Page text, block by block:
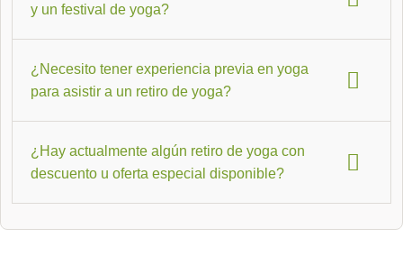
y un festival de yoga?
Un retiro de yoga suele ser más tranquilo y estar diseñado
para un número reducido de participantes, a menudo con
una rutina diaria estructurada durante varios días. Un
festival de yogaes de mayor envergadura, con varios
talleres, música y un programa diverso que se desarrolla
simultáneamente.
¿Necesito tener experiencia previa en yoga
para asistir a un retiro de yoga?
No. Muchos retiros están diseñados específicamente para
principiantes. Al usar el filtro de público objetivo, puedes ver
directamente qué ofertas están dirigidas a principiantes y
cuáles requieren más experiencia previa.
¿Hay actualmente algún retiro de yoga con
descuento u oferta especial disponible?
Sí, puedes encontrar una selección de ofertas por tiempo